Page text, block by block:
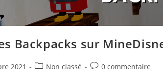
Backpacks sur
2021
PostNon classé
Commentaires
0 commentaire